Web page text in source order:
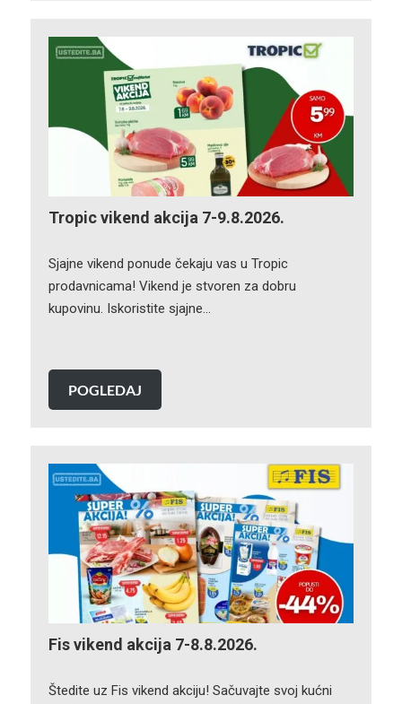
Tropic vikend akcija 7-9.8.2026.
Sjajne vikend ponude čekaju vas u Tropic
prodavnicama! Vikend je stvoren za dobru
kupovinu. Iskoristite sjajne…
POGLEDAJ
Fis vikend akcija 7-8.8.2026.
Štedite uz Fis vikend akciju! Sačuvajte svoj kućni